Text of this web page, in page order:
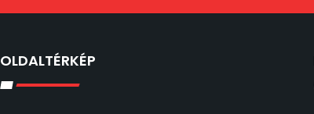
OLDALTÉRKÉP